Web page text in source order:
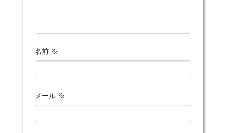
名前 ※
メール ※